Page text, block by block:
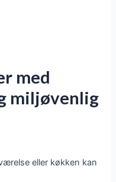
med
miljøvenlig
eller køkken kan